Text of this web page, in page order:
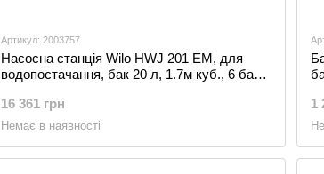
Артикул: 2003757
Насосна станція Wilo HWJ 201 EM, для
водопостачання, бак 20 л, 1.7м куб., 6 бар,
16 361 грн
Немає в наявності
1